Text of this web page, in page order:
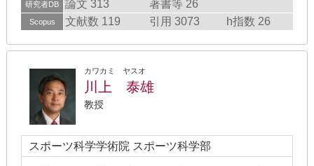
研究者DB 論文 313 著書等 26
Scopus 文献数 119 引用 3073 h指数 26
カワカミ ヤスオ
川上 泰雄
教授
スポーツ科学学術院 スポーツ科学部